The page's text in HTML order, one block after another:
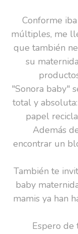
Conforme
múltiples, me
que también
su
"Sonora baby"
total y
papel
Además
encontrar un
También te
baby
mamis ya han
Espero de